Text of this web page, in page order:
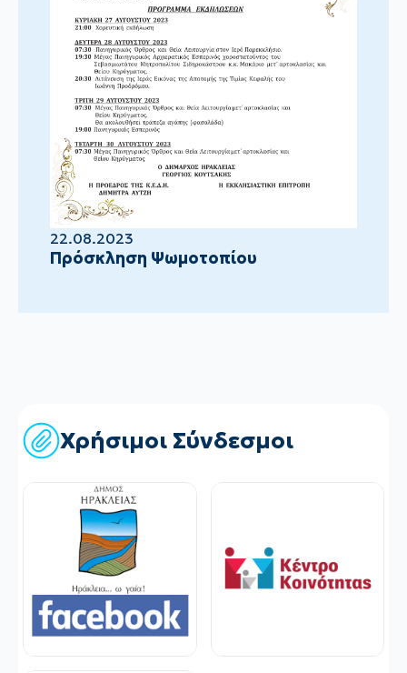
22.08.2023
Πρόσκληση Ψωμοτοπίου
Χρήσιμοι Σύνδεσμοι